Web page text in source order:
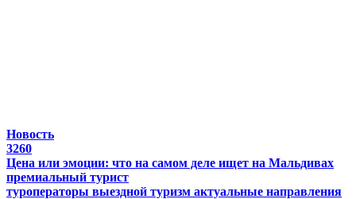
Новость
3260
Цена или эмоции: что на самом деле ищет на Мальдивах
премиальный турист
туроператоры выездной туризм актуальные направления